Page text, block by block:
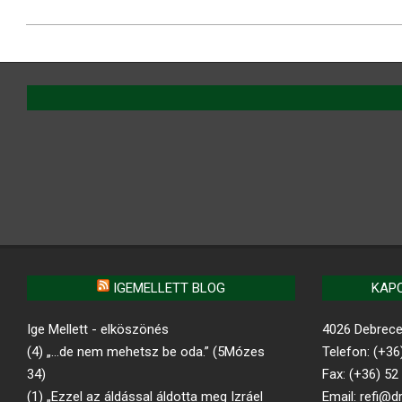
IGEMELLETT BLOG
Ige Mellett - elköszönés
(4) „…de nem mehetsz be oda.” (5Mózes
34)
(1) „Ezzel az áldással áldotta meg Izráel
4026
Telefon:
Fax: (+36) 52
Email: